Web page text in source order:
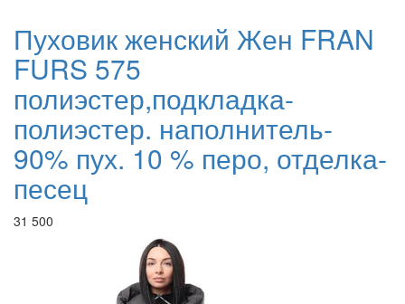
Пуховик женский Жен FRAN
FURS 575
полиэстер,подкладка-
полиэстер. наполнитель-
90% пух. 10 % перо, отделка-
песец
31 500